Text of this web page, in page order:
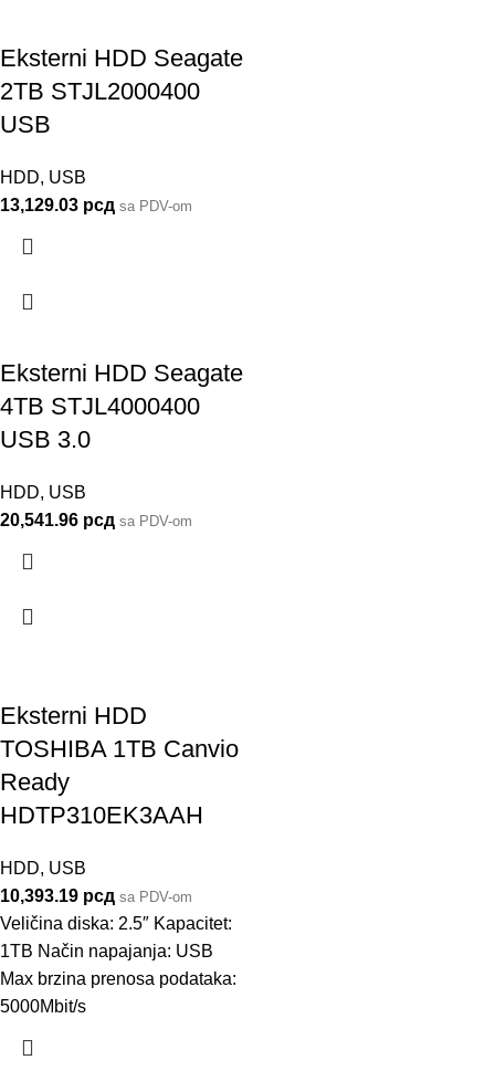
Eksterni HDD Seagate
2TB STJL2000400
USB
HDD, USB
13,129.03 рсд sa PDV-om
Eksterni HDD Seagate
4TB STJL4000400
USB 3.0
HDD, USB
20,541.96 рсд sa PDV-om
Eksterni HDD
TOSHIBA 1TB Canvio
Ready
HDTP310EK3AAH
HDD, USB
10,393.19 рсд sa PDV-om
Veličina diska: 2.5″ Kapacitet:
1TB Način napajanja: USB
Max brzina prenosa podataka:
5000Mbit/s